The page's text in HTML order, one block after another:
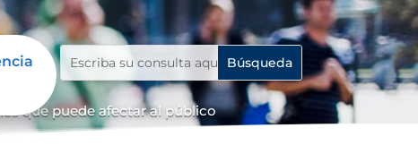
que puede afectar al público